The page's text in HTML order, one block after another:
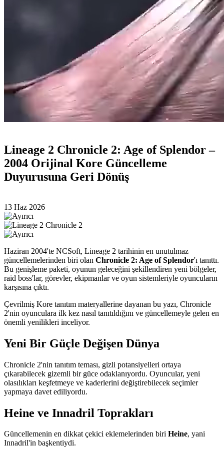
Lineage 2 Chronicle 2: Age of Splendor –
2004 Orijinal Kore Güncelleme
Duyurusuna Geri Dönüş
13 Haz 2026
Haziran 2004'te NCSoft, Lineage 2 tarihinin en unutulmaz
güncellemelerinden biri olan Chronicle 2: Age of Splendor'ı tanıttı.
Bu genişleme paketi, oyunun geleceğini şekillendiren yeni bölgeler,
raid boss'lar, görevler, ekipmanlar ve oyun sistemleriyle oyuncuların
karşısına çıktı.
Çevrilmiş Kore tanıtım materyallerine dayanan bu yazı, Chronicle
2'nin oyunculara ilk kez nasıl tanıtıldığını ve güncellemeyle gelen en
önemli yenilikleri inceliyor.
Yeni Bir Güçle Değişen Dünya
Chronicle 2'nin tanıtım teması, gizli potansiyelleri ortaya
çıkarabilecek gizemli bir güce odaklanıyordu. Oyuncular, yeni
olasılıkları keşfetmeye ve kaderlerini değiştirebilecek seçimler
yapmaya davet ediliyordu.
Heine ve Innadril Toprakları
Güncellemenin en dikkat çekici eklemelerinden biri Heine, yani
Innadril'in başkentiydi.